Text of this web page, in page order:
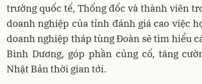
trường quốc tế, Thống đốc và thành viên
doanh nghiệp của tỉnh đánh giá cao việc
doanh nghiệp tháp tùng Đoàn sẽ tìm hiểu
Bình Dương, góp phần củng cố, tăng
Nhật Bản thời gian tới.